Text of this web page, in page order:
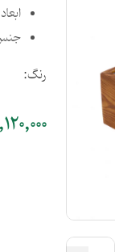
ابعاد : 9*22*22
رنگ: